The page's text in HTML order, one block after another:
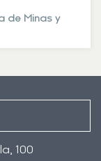
de Minas y
100